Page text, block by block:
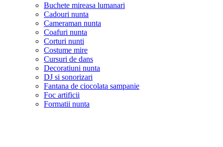
Buchete mireasa lumanari
Cadouri nunta
Cameraman nunta
Coafuri nunta
Corturi nunti
Costume mire
Cursuri de dans
Decoratiuni nunta
DJ si sonorizari
Fantana de ciocolata sampanie
Foc artificii
Formatii nunta